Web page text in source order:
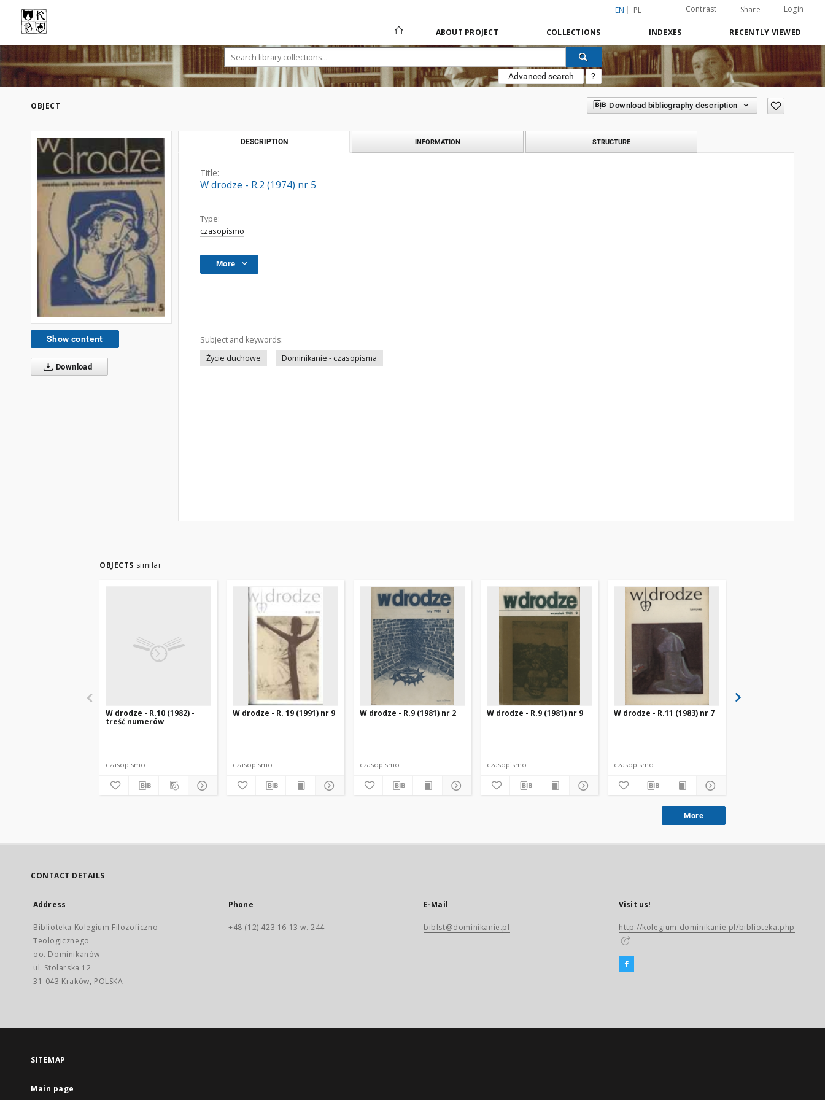
EN PL Contrast Share Login
ABOUT PROJECT COLLECTIONS INDEXES RECENTLY VIEWED
Advanced search ?
OBJECT Download bibliography description
Show content
Download
DESCRIPTION INFORMATION STRUCTURE
Title:
W drodze - R.2 (1974) nr 5
Type:
czasopismo
More
Subject and keywords:
Życie duchowe
Dominikanie - czasopisma
OBJECTS similar
W drodze - R.10 (1982) -
treść numerów
czasopismo
W drodze - R. 19 (1991) nr 9
czasopismo
W drodze - R.9 (1981) nr 2
czasopismo
W drodze - R.9 (1981) nr 9
czasopismo
W drodze - R.11 (1983) nr 7
czasopismo
More
CONTACT DETAILS
Address
Biblioteka Kolegium Filozoficzno-
Teologicznego
oo. Dominikanów
ul. Stolarska 12
31-043 Kraków, POLSKA
Phone
+48 (12) 423 16 13 w. 244
E-Mail
biblst@dominikanie.pl
Visit us!
http://kolegium.dominikanie.pl/biblioteka.php
SITEMAP
Main page